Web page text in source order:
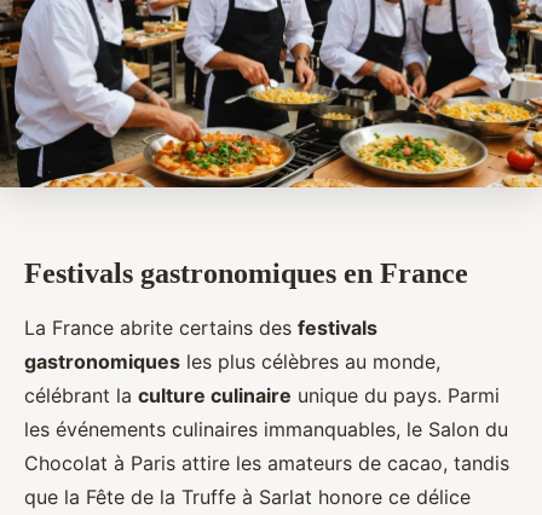
Festivals gastronomiques en France
La France abrite certains des festivals
gastronomiques les plus célèbres au monde,
célébrant la culture culinaire unique du pays. Parmi
les événements culinaires immanquables, le Salon du
Chocolat à Paris attire les amateurs de cacao, tandis
que la Fête de la Truffe à Sarlat honore ce délice